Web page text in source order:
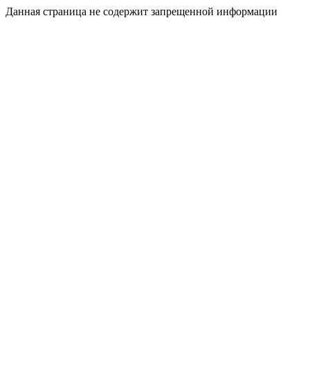
Данная страница не содержит запрещенной информации